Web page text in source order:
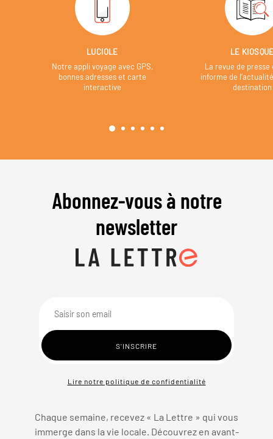
LUCIOLE
Notre appli voyage avec GPS,
bonnes adresses et carte
interactive
LE
La revue de presse
informe de
destination
Abonnez-vous à notre
newsletter
Lire notre politique de confidentialité
Chaque semaine, recevez « La Lettre » qui vous
immerge dans la vie locale. Découvrez en avant-